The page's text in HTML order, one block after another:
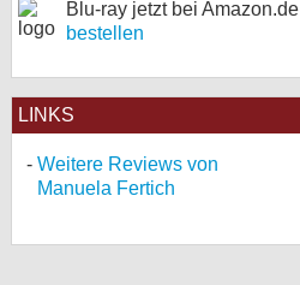
Blu-ray jetzt bei Amazon.de
bestellen
LINKS
Weitere Reviews von
Manuela Fertich